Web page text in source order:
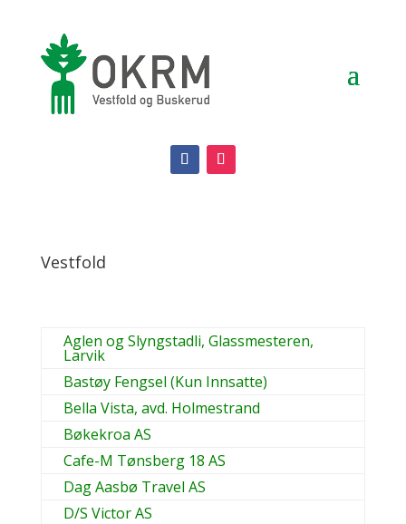
Vestfold
Aglen og Slyngstadli, Glassmesteren,
Larvik
Bastøy Fengsel (Kun Innsatte)
Bella Vista, avd. Holmestrand
Bøkekroa AS
Cafe-M Tønsberg 18 AS
Dag Aasbø Travel AS
D/S Victor AS